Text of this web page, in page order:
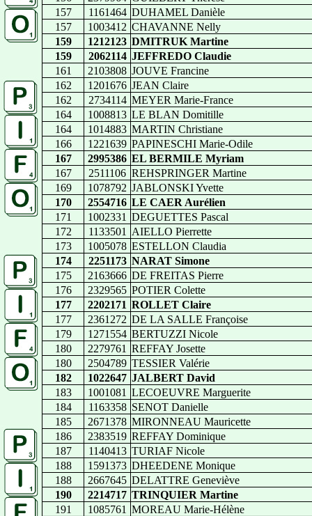
157
1161464 DUHAMEL Danièle
157
1003412 CHAVANNE Nelly
159
1212123 DMITRUK Martine
159
2062114 JEFFREDO Claudie
161
2103808 JOUVE Francine
162
1201676 JEAN Claire
162
2734114 MEYER Marie-France
164
1008813 LE BLAN Domitille
164
1014883 MARTIN Christiane
166
1221639 PAPINESCHI Marie-Odile
167
2995386 EL BERMILE Myriam
167
2511106 REHSPRINGER Martine
169
1078792 JABLONSKI Yvette
170
2554716 LE CAER Aurélien
171
1002331 DEGUETTES Pascal
172
1133501
AIELLO Pierrette
173
1005078 ESTELLON Claudia
174
2251173 NARAT Simone
175
2163666 DE FREITAS Pierre
176
2329565 POTIER Colette
177
2202171 ROLLET Claire
177
2361272 DE LA SALLE Françoise
179
1271554 BERTUZZI Nicole
180
2279761 REFFAY Josette
180
2504789 TESSIER Valérie
182
1022647 JALBERT David
183
1001081 LECOEUVRE Marguerite
184
1163358 SENOT Danielle
185
2671378 MIRONNEAU Mauricette
186
2383519 REFFAY Dominique
187
1140413 TURIAF Nicole
188
1591373 DHEEDENE Monique
188
2667645 DELATTRE Geneviève
190
2214717 TRINQUIER Martine
191
1085761 MOREAU Marie-Hélène